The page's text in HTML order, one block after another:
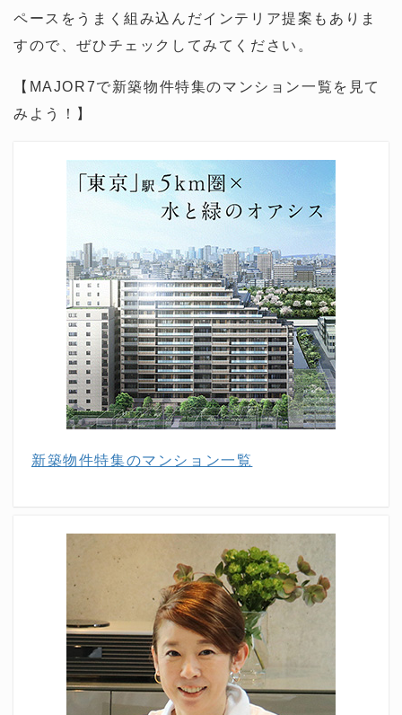
ペースをうまく組み込んだインテリア提案もありま
すので、ぜひチェックしてみてください。
【MAJOR7で新築物件特集のマンション一覧を見て
みよう！】
新築物件特集のマンション一覧